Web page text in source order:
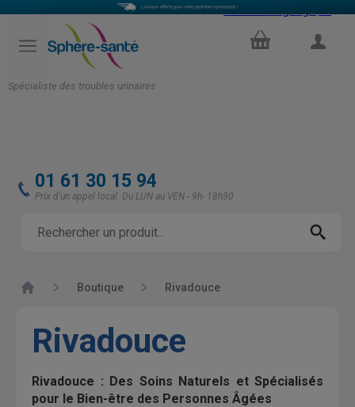
Spécialiste des troubles urinaires
Select Language
PANIER
01 61 30 15 94
Prix d'un appel local. Du LUN au VEN - 9h- 18h30
Accueil Boutique Rivadouce
Rivadouce
Rivadouce : Des Soins Naturels et Spécialisés
pour le Bien-être des Personnes Âgées